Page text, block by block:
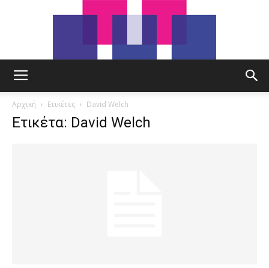
Αρχική Ετικέτες David Welch
Ετικέτα: David Welch